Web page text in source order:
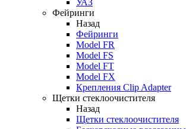
УАЗ
Фейринги
Назад
Фейринги
Model FR
Model FS
Model FT
Model FX
Крепления Clip Adapter
Щетки стеклоочистителя
Назад
Щетки стеклоочистителя